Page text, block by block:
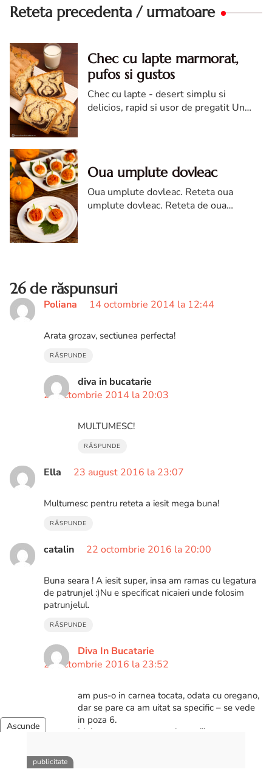
Reteta precedenta / urmatoare
Chec cu lapte marmorat,
pufos si gustos
Chec cu lapte - desert simplu si
delicios, rapid si usor de pregatit Un
Oua umplute dovleac
Oua umplute dovleac. Reteta oua
umplute dovleac. Reteta de oua
26 de răspunsuri
Poliana 14 octombrie 2014 la 12:44
Arata grozav, sectiunea perfecta!
RĂSPUNDE
diva in bucatarie
23 octombrie 2014 la 20:03
MULTUMESC!
RĂSPUNDE
Ella 23 august 2016 la 23:07
Multumesc pentru reteta a iesit mega buna!
RĂSPUNDE
catalin 22 octombrie 2016 la 20:00
Buna seara ! A iesit super, insa am ramas cu legatura
de patrunjel :)Nu e specificat nicaieri unde folosim
patrunjelul.
RĂSPUNDE
Diva In Bucatarie
22 octombrie 2016 la 23:52
am pus-o in carnea tocata, odata cu oregano,
dar se pare ca am uitat sa specific – se vede
in poza 6.
Multumesc pentru atentionare!!!